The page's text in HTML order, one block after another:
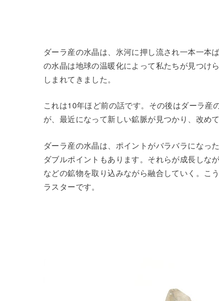
ダーラ産の水晶は、氷河に押し流され一本一本
の水晶は地球の温暖化によって私たちが見つけ
しまれてきました。
これは10年ほど前の話です。その後はダーラ産
が、最近になって新しい鉱脈が見つかり、改め
ダーラ産の水晶は、ポイントがバラバラになっ
ダブルポイントもあります。それらが成長しな
などの鉱物を取り込みながら融合していく。こ
ラスターです。